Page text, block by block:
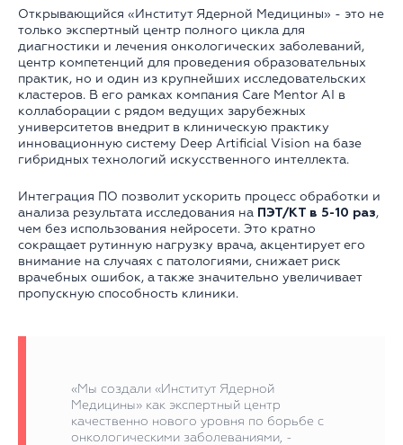
Открывающийся «Институт Ядерной Медицины» - это не
только экспертный центр полного цикла для
диагностики и лечения онкологических заболеваний,
центр компетенций для проведения образовательных
практик, но и один из крупнейших исследовательских
кластеров. В его рамках компания Care Mentor AI в
коллаборации с рядом ведущих зарубежных
университетов внедрит в клиническую практику
инновационную систему Deep Artificial Vision на базе
гибридных технологий искусственного интеллекта.
Интеграция ПО позволит ускорить процесс обработки и
анализа результата исследования на ПЭТ/КТ в 5-10 раз,
чем без использования нейросети. Это кратно
сокращает рутинную нагрузку врача, акцентирует его
внимание на случаях с патологиями, снижает риск
врачебных ошибок, а также значительно увеличивает
пропускную способность клиники.
«Мы создали «Институт Ядерной
Медицины» как экспертный центр
качественно нового уровня по борьбе с
онкологическими заболеваниями, -